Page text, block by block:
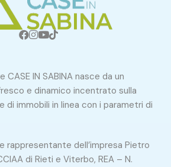
CASE IN SABINA nasce da un
e dinamico incentrato sulla
di immobili in linea con i parametri di
rappresentante dell’impresa Pietro
di Rieti e Viterbo, REA – N.